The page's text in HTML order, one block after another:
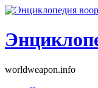
worldweapon.info